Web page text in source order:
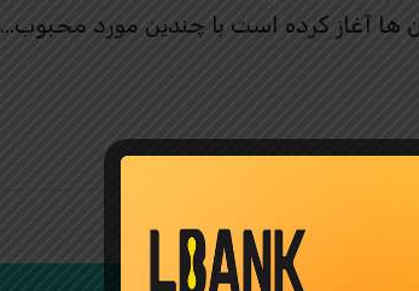
ها آغاز کرده است با چندین مورد محبوب…